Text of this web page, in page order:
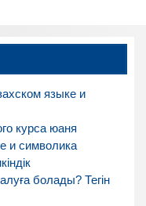
языке и
курса юаня
и символика
болады? Тегін